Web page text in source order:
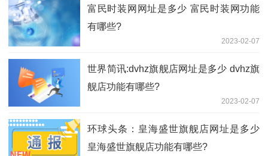
富民时装网网址是多少 富民时装网功能
有哪些?
2023-02-07
世界简讯:dvhz旗舰店网址是多少 dvhz旗
舰店功能有哪些?
2023-02-07
环球头条：皇海盛世旗舰店网址是多少
皇海盛世旗舰店功能有哪些?